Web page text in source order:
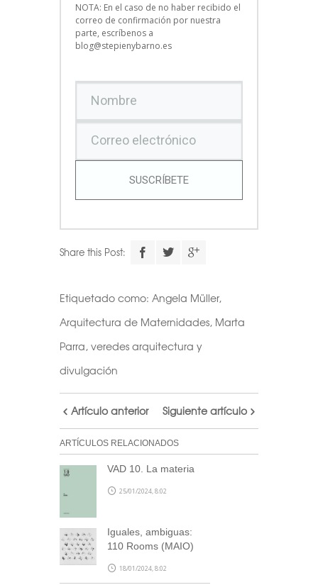
NOTA: En el caso de no haber recibido el
correo de confirmación por nuestra
parte, escríbenos a
blog@stepienybarno.es
SUSCRÍBETE
Share this Post:
Etiquetado como: Angela Müller,
Arquitectura de Maternidades, Marta
Parra, veredes arquitectura y
divulgación
Artículo anterior Siguiente artículo
ARTÍCULOS RELACIONADOS
VAD 10. La materia
25/01/2024, 8:02
Iguales, ambiguas:
110 Rooms (MAIO)
18/01/2024, 8:02